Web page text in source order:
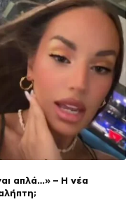
απλά…» – Η νέα